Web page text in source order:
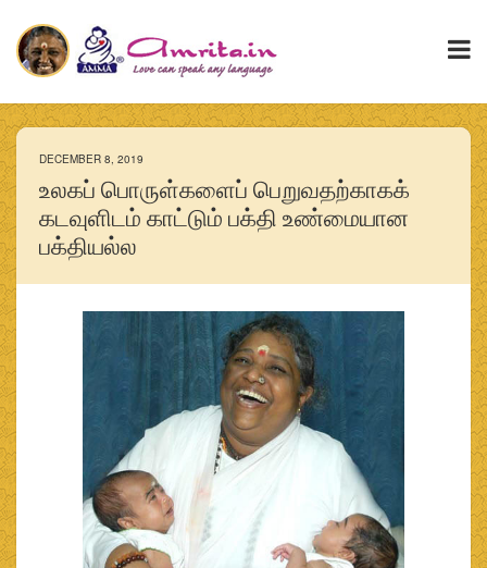
DECEMBER 8, 2019
உலகப் பொருள்களைப் பெறுவதற்காகக்
கடவுளிடம் காட்டும் பக்தி உண்மையான
பக்தியல்ல